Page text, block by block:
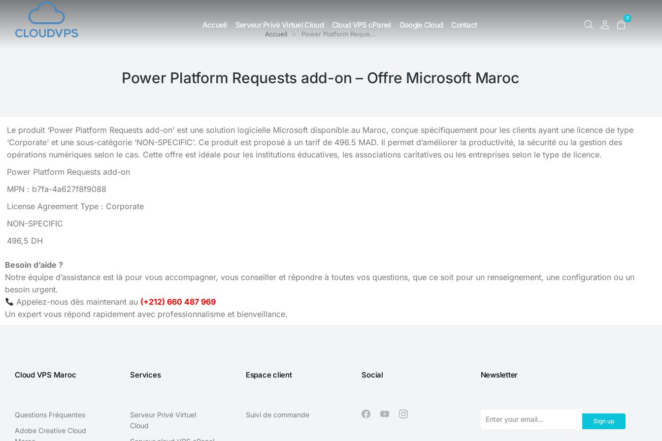
Accueil Serveur Privé Virtuel Cloud Cloud VPS cPanel Google Cloud Contact
0
Vous êtes ici : Accueil Power Platform Reque…
Power Platform Requests add-on – Offre Microsoft Maroc
Le produit ‘Power Platform Requests add-on’ est une solution logicielle Microsoft disponible au Maroc, conçue spécifiquement pour les clients ayant une licence de type
‘Corporate’ et une sous-catégorie ‘NON-SPECIFIC’. Ce produit est proposé à un tarif de 496.5 MAD. Il permet d’améliorer la productivité, la sécurité ou la gestion des
opérations numériques selon le cas. Cette offre est idéale pour les institutions éducatives, les associations caritatives ou les entreprises selon le type de licence.
Power Platform Requests add-on
MPN : b7fa-4a627f8f9088
License Agreement Type : Corporate
NON-SPECIFIC
496,5 DH
Besoin d’aide ?
Notre équipe d’assistance est là pour vous accompagner, vous conseiller et répondre à toutes vos questions, que ce soit pour un renseignement, une configuration ou un
besoin urgent.
Appelez-nous dès maintenant au (+212) 660 487 969
Un expert vous répond rapidement avec professionnalisme et bienveillance.
Cloud VPS Maroc
Questions Fréquentes
Adobe Creative Cloud
Services
Serveur Privé Virtuel
Cloud
Espace client
Suivi de commande
Social Newsletter
Sign up